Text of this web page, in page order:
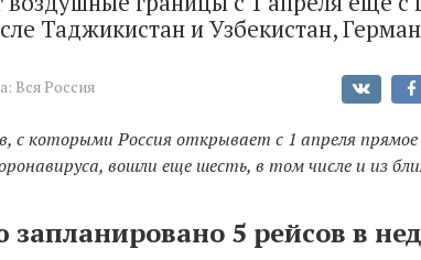
Таджикистан и Узбекистан,
Вся Россия
с которыми Россия открывает с 1 апреля
вошли еще шесть, в том числе и из
5 рейсов в